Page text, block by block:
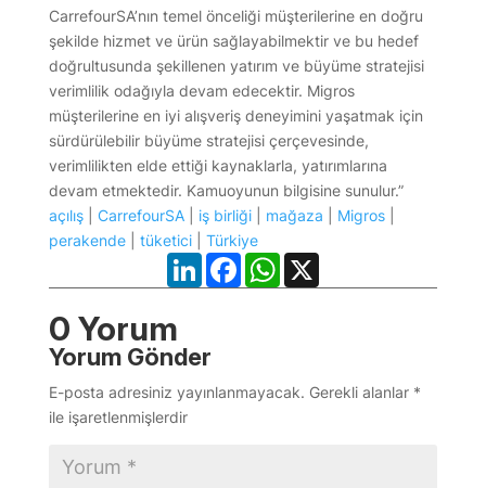
CarrefourSA’nın temel önceliği müşterilerine en doğru
şekilde hizmet ve ürün sağlayabilmektir ve bu hedef
doğrultusunda şekillenen yatırım ve büyüme stratejisi
verimlilik odağıyla devam edecektir. Migros
müşterilerine en iyi alışveriş deneyimini yaşatmak için
sürdürülebilir büyüme stratejisi çerçevesinde,
verimlilikten elde ettiği kaynaklarla, yatırımlarına
devam etmektedir. Kamuoyunun bilgisine sunulur.”
açılış| CarrefourSA| iş birliği| mağaza Migros|
perakende| tüketici| Türkiye
LinkedInFacebookWhatsApp
X
0 Yorum
Yorum Gönder
E-posta adresiniz yayınlanmayacak. Gerekli alanlar *
ile işaretlenmişlerdir